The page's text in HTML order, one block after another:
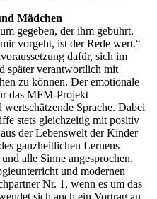
Mädchen
gegeben, der ihm gebührt.
vorgeht, ist der Rede wert.“
dafür, sich im
später verantwortlich mit
zu können. Der emotionale
das MFM-Projekt
Sprache. Dabei
stets gleichzeitig mit positiv
der Lebenswelt der Kinder
ganzheitlichen Lernens
alle Sinne angesprochen.
und modernen
Nr. 1, wenn es um das